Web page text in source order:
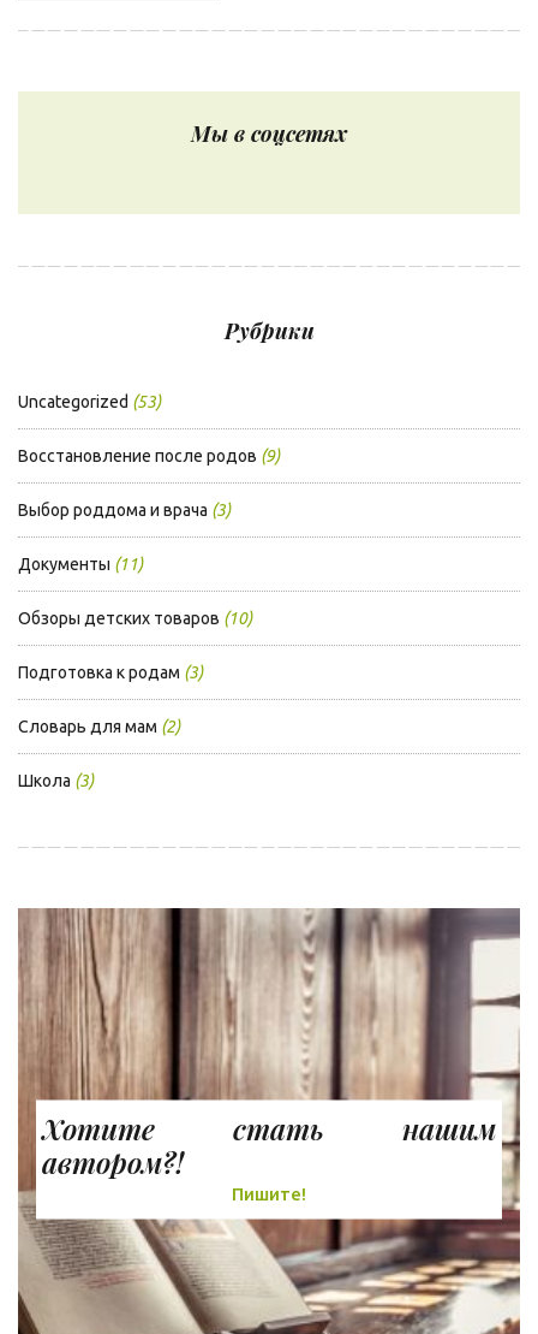
Мы в соцсетях
Рубрики
Uncategorized (53)
Восстановление после родов (9)
Выбор роддома и врача (3)
Документы (11)
Обзоры детских товаров (10)
Подготовка к родам (3)
Словарь для мам (2)
Школа (3)
Хотите стать нашим
автором?!
Пишите!